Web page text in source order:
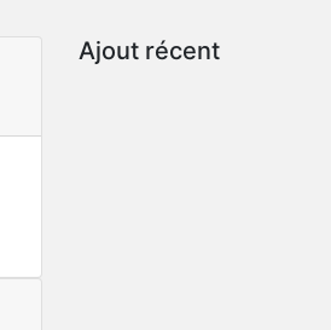
Ajout récent